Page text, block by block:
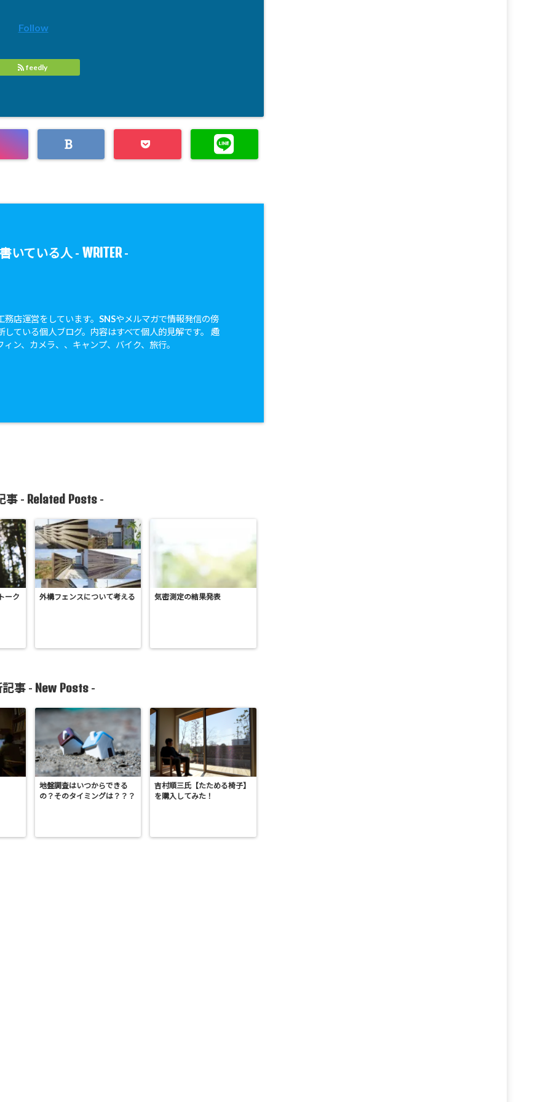
Follow
feedly
いている人 - WRITER-
務店運営をしています。SNSやメルマガで情報発信の傍
している個人ブログ。内容はすべて個人的見解です。 趣
ィン、カメラ、、キャンプ、バイク、旅行。
事 - Related Posts-
ーク 外構フェンスについて考える 気密測定の結果発表
事 - New Posts -
地盤調査はいつからできる
の？そのタイミングは？？？
吉村順三氏【たためる椅子】
を購入してみた！